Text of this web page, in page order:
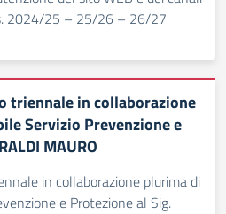
2024/25 – 25/26 – 26/27
triennale in collaborazione
Servizio Prevenzione e
MAURO
in collaborazione plurima di
e Protezione al Sig.